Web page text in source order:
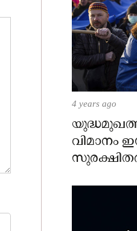
4 years ago
വിമാനം